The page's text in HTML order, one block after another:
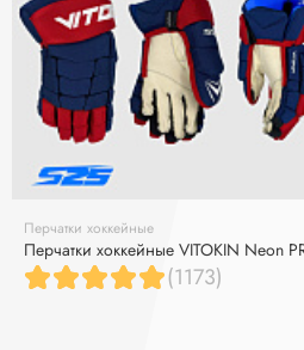
Перчатки хоккейные
Перчатки хоккейные VITOKIN Neon
(1173)